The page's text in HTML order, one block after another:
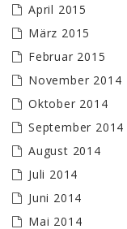
April 2015
März 2015
Februar 2015
November 2014
Oktober 2014
September 2014
August 2014
Juli 2014
Juni 2014
Mai 2014